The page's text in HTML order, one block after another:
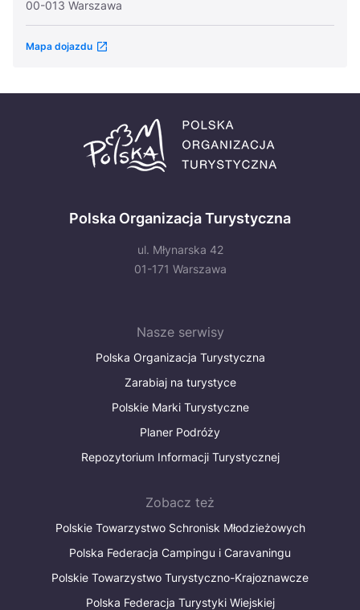
00-013 Warszawa
Mapa dojazdu
Polska Organizacja Turystyczna
ul. Młynarska 42
01-171 Warszawa
Nasze serwisy
Polska Organizacja Turystyczna
Zarabiaj na turystyce
Polskie Marki Turystyczne
Planer Podróży
Repozytorium Informacji Turystycznej
Zobacz też
Polskie Towarzystwo Schronisk Młodzieżowych
Polska Federacja Campingu i Caravaningu
Polskie Towarzystwo Turystyczno-Krajoznawcze
Polska Federacja Turystyki Wiejskiej